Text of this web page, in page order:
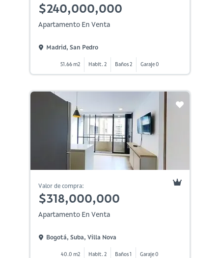
$240,000,000
Apartamento En Venta
Madrid, San Pedro
51.66 m2 Habit. 2 Baños 2 Garaje 0
Valor de compra:
$318,000,000
Apartamento En Venta
Bogotá, Suba, Villa Nova
40.0 m2 Habit. 2 Baños 1 Garaje 0